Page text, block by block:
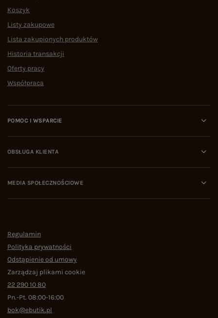
Koszyk
Listy zakupowe
Lista zakupionych produktów
Historia transakcji
Oferty pracy
Współpraca
POMOC I WSPARCIE
OBSŁUGA KLIENTA
MEDIA SPOŁECZNOŚCIOWE
Regulamin
Polityka prywatności
Odstąpienie od umowy
Zarządzaj plikami cookie
22 290 10 80
Pn.-Pt. 08:00-16:00
bok@ebutik.pl